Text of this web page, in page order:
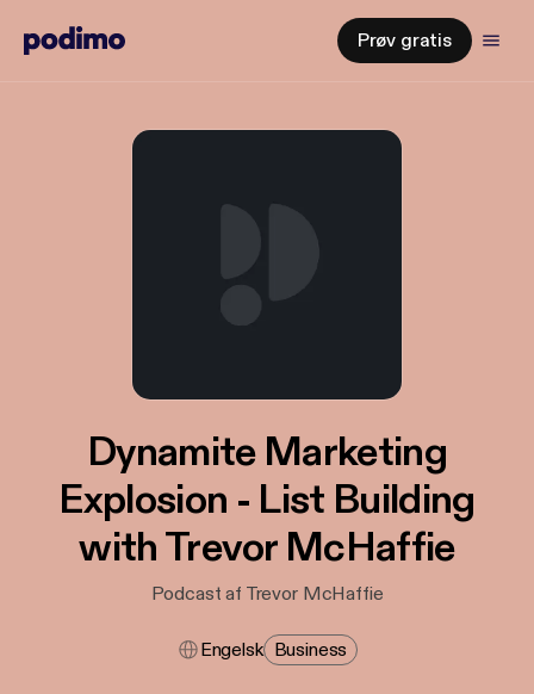
Prøv gratis
Dynamite Marketing
Explosion - List Building
with Trevor McHaffie
Podcast af Trevor McHaffie
Engelsk Business